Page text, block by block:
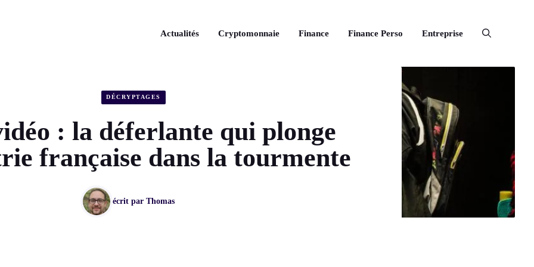
Actualités Cryptomonnaie Finance Finance Perso Entreprise
DÉCRYPTAGES
: la déferlante qui plonge
française dans la tourmente
écrit par Thomas